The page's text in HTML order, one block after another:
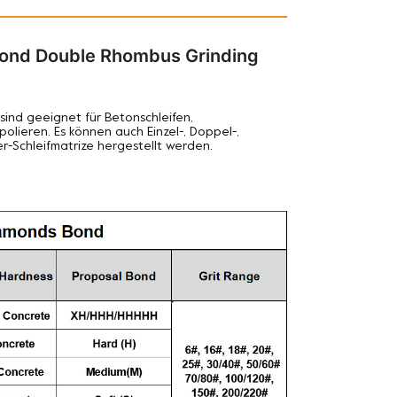
Double Rhombus Grinding
geeignet für Betonschleifen,
Es können auch Einzel-, Doppel-,
Schleifmatrize hergestellt werden.